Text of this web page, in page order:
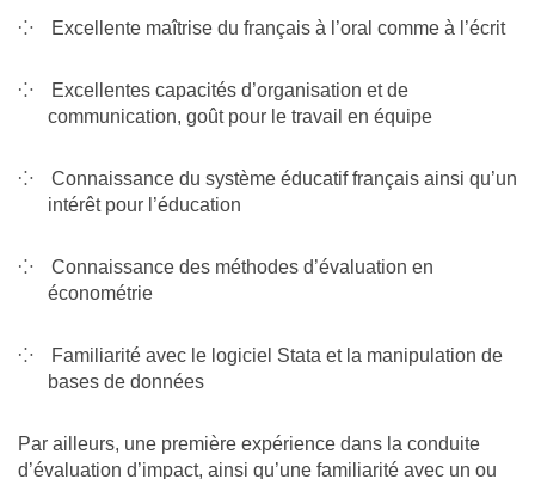
Excellente maîtrise du français à l’oral comme à l’écrit
Excellentes capacités d’organisation et de
communication, goût pour le travail en équipe
Connaissance du système éducatif français ainsi qu’un
intérêt pour l’éducation
Connaissance des méthodes d’évaluation en
économétrie
Familiarité avec le logiciel Stata et la manipulation de
bases de données
Par ailleurs, une première expérience dans la conduite
d’évaluation d’impact, ainsi qu’une familiarité avec un ou